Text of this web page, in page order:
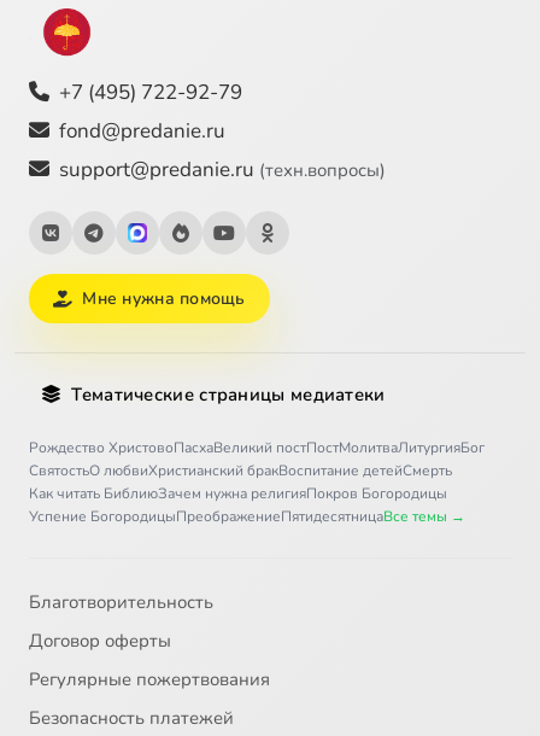
+7 (495) 722-92-79
fond@predanie.ru
support@predanie.ru (техн.вопросы)
Мне нужна помощь
Тематические страницы медиатеки
Рождество ХристовоПасхаВеликий постПостМолитваЛитургияБог
СвятостьО любвиХристианский бракВоспитание детейСмерть
Как читать БиблиюЗачем нужна религияПокров Богородицы
Успение БогородицыПреображениеПятидесятницаВсе темы →
Благотворительность
Договор оферты
Регулярные пожертвования
Безопасность платежей